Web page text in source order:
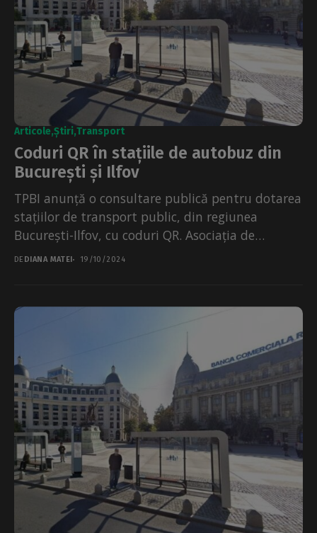
Articole Știri Transport
Coduri QR în stațiile de autobuz din
București și Ilfov
TPBI anunță o consultare publică pentru dotarea
stațiilor de transport public, din regiunea
București-Ilfov, cu coduri QR. Asociația de
Dezvoltare Intercomunitară pentru Transport...
DE DIANA MATEI 19/10/2024